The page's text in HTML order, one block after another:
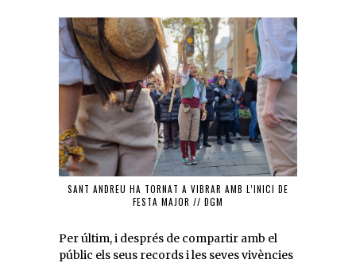
SANT ANDREU HA TORNAT A VIBRAR AMB L’INICI DE
FESTA MAJOR // DGM
Per últim, i després de compartir amb el
públic els seus records i les seves vivències